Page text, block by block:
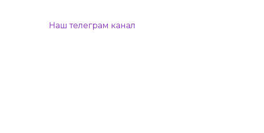
Наш телеграм канал